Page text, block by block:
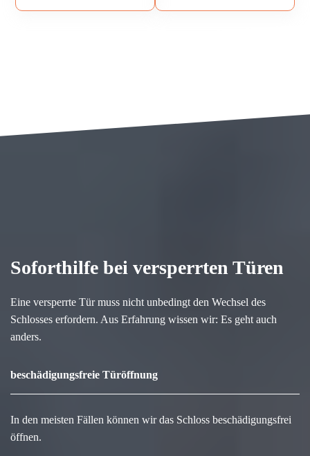
Soforthilfe bei versperrten Türen
Eine versperrte Tür muss nicht unbedingt den Wechsel des
Schlosses erfordern. Aus Erfahrung wissen wir: Es geht auch
anders.
beschädigungsfreie Türöffnung
In den meisten Fällen können wir das Schloss beschädigungsfrei
öffnen.